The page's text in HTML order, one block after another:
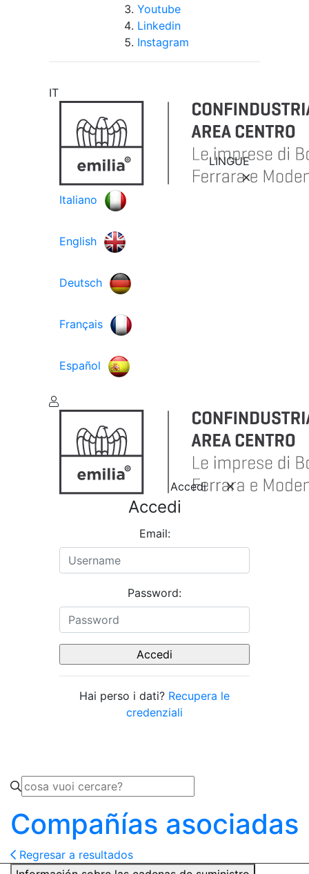
Youtube
Linkedin
Instagram
IT
LINGUE
Italiano
English
Deutsch
Français
Español
Accedi
Accedi
Email:
Password:
Hai perso i dati? Recupera le
credenziali
Compañías asociadas
Regresar a resultados